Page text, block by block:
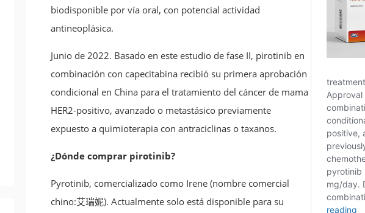
biodisponible por vía oral, con potencial actividad
antineoplásica.
Junio ​​de 2022. Basado en este estudio de fase II, pirotinib en
combinación con capecitabina recibió su primera aprobación
condicional en China para el tratamiento del cáncer de mama
HER2-positivo, avanzado o metastásico previamente
expuesto a quimioterapia con antraciclinas o taxanos.
¿Dónde comprar pirotinib?
Pyrotinib, comercializado como Irene (nombre comercial
chino:艾瑞妮). Actualmente solo está disponible para su